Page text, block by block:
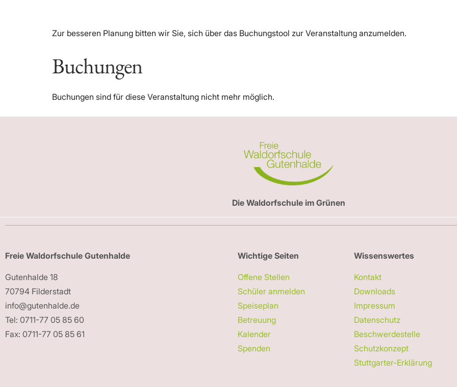
Zur besseren Planung bitten wir Sie, sich über das Buchungstool zur Veranstaltung anzumelden.
Buchungen
Buchungen sind für diese Veranstaltung nicht mehr möglich.
Die Waldorfschule im Grünen
Freie Waldorfschule Gutenhalde
Gutenhalde 18
70794 Filderstadt
info@gutenhalde.de
Tel: 0711-77 05 85 60
Fax: 0711-77 05 85 61
Wichtige Seiten
Offene Stellen
Schüler anmelden
Speiseplan
Betreuung
Kalender
Spenden
Wissenswertes
Kontakt
Downloads
Impressum
Datenschutz
Beschwerdestelle
Schutzkonzept
Stuttgarter-Erklärung